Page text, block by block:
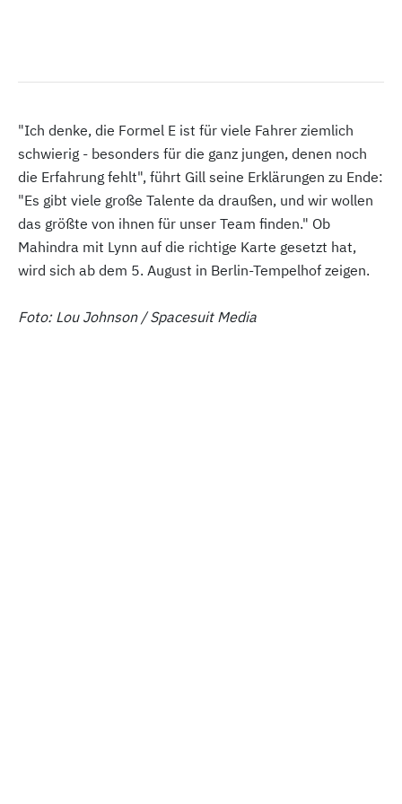
"Ich denke, die Formel E ist für viele Fahrer ziemlich
schwierig - besonders für die ganz jungen, denen noch
die Erfahrung fehlt", führt Gill seine Erklärungen zu Ende:
"Es gibt viele große Talente da draußen, und wir wollen
das größte von ihnen für unser Team finden." Ob
Mahindra mit Lynn auf die richtige Karte gesetzt hat,
wird sich ab dem 5. August in Berlin-Tempelhof zeigen.
Foto: Lou Johnson / Spacesuit Media